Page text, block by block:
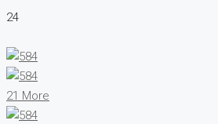
24
21 More